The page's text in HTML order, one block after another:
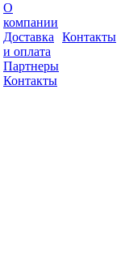
О
компании
Доставка
и оплата
Партнеры
Контакты
Контакты